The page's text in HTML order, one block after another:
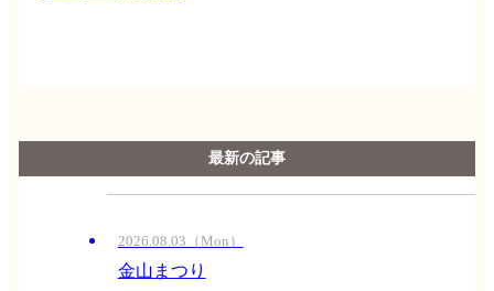
最新の記事
2026.08.03（Mon）
金山まつり